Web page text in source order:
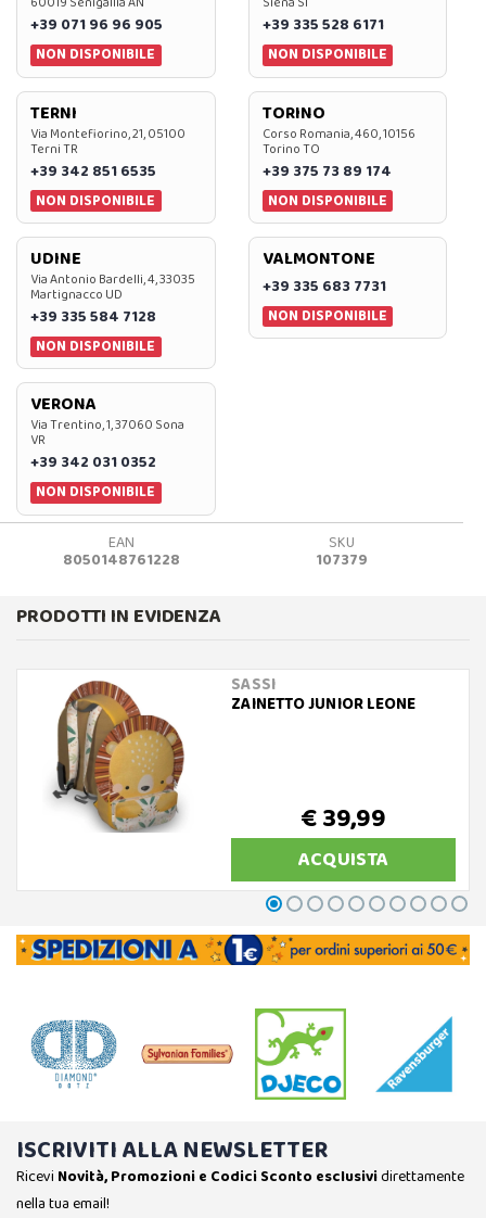
+39 071 96 96 905
NON DISPONIBILE
+39 335 528 6171
NON DISPONIBILE
TERNI
Via Montefiorino, 21, 05100
Terni TR
+39 342 851 6535
NON DISPONIBILE
TORINO
Corso Romania, 460, 10156
Torino TO
+39 375 73 89 174
NON DISPONIBILE
UDINE
Via Antonio Bardelli, 4, 33035
Martignacco UD
+39 335 584 7128
NON DISPONIBILE
VALMONTONE
+39 335 683 7731
NON DISPONIBILE
VERONA
Via Trentino, 1, 37060 Sona
VR
+39 342 031 0352
NON DISPONIBILE
EAN
8050148761228
SKU
107379
PRODOTTI IN EVIDENZA
SASSI
ZAINETTO JUNIOR LEONE
€ 39,99
ACQUISTA
ISCRIVITI ALLA NEWSLETTER
Ricevi Novità, Promozioni e Codici Sconto esclusividirettamente
nella tua email!